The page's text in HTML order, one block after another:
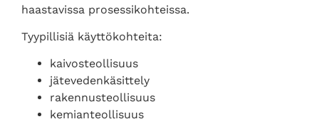
haastavissa prosessikohteissa.
Tyypillisiä käyttökohteita:
kaivosteollisuus
jätevedenkäsittely
rakennusteollisuus
kemianteollisuus